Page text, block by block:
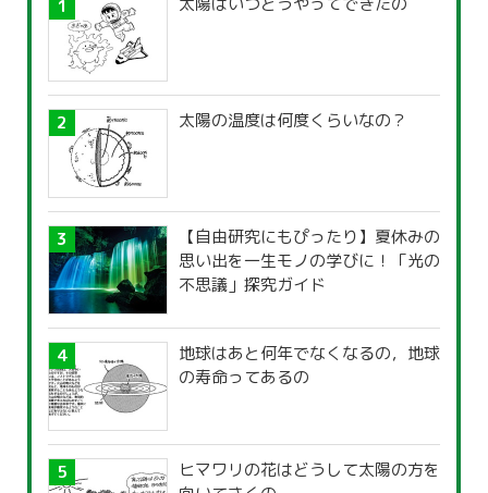
太陽の温度は何度くらいなの？
【自由研究にもぴったり】夏休みの
思い出を一生モノの学びに！「光の
不思議」探究ガイド
地球はあと何年でなくなるの，地球
の寿命ってあるの
ヒマワリの花はどうして太陽の方を